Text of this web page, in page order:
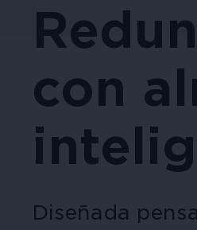
con
Diseñada